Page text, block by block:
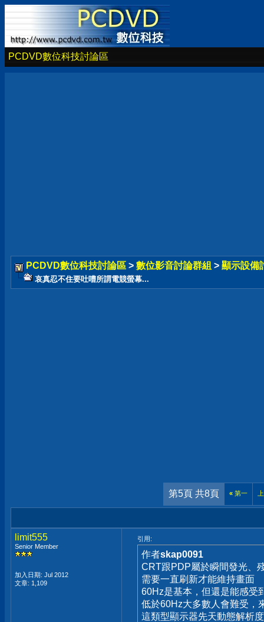
PCDVD數位科技討論區
PCDVD數位科技討論區 > 數位影音討論群組 > 顯示設備
哀真忍不住要吐嘈所謂電競螢幕...
第5頁 共8頁 «第一
limit555
Senior Member
加入日期: Jul 2012
文章: 1,109
引用:
作者skap0091
CRT跟PDP屬於瞬間發光、
需要一直刷新才能維持畫面
60Hz是基本，但還是能感受
低於60Hz大多數人會難受，
這類型顯示器先天動態解析